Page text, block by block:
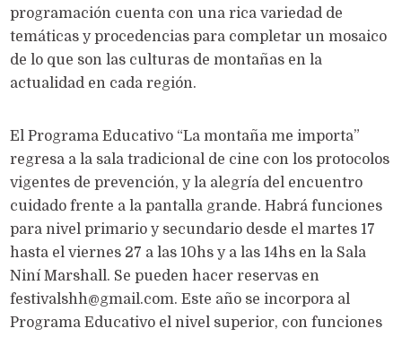
programación cuenta con una rica variedad de
temáticas y procedencias para completar un mosaico
de lo que son las culturas de montañas en la
actualidad en cada región.
El Programa Educativo “La montaña me importa”
regresa a la sala tradicional de cine con los protocolos
vigentes de prevención, y la alegría del encuentro
cuidado frente a la pantalla grande. Habrá funciones
para nivel primario y secundario desde el martes 17
hasta el viernes 27 a las 10hs y a las 14hs en la Sala
Niní Marshall. Se pueden hacer reservas en
festivalshh@gmail.com. Este año se incorpora al
Programa Educativo el nivel superior, con funciones